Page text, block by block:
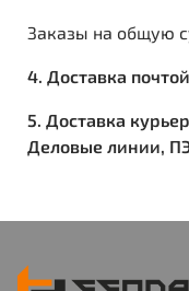
Заказы на общую
4. Доставка
5. Доставка
Деловые линии,